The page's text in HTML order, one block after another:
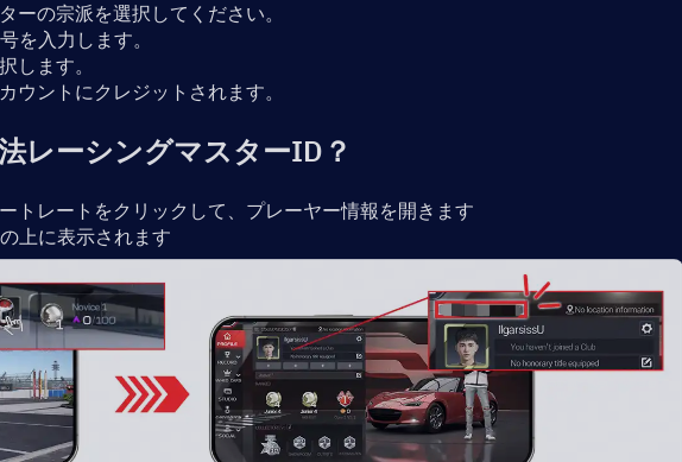
ーの宗派を選択してください。
を入力します。
します。
ウントにクレジットされます。
レーシングマスターID？
トレートをクリックして、プレーヤー情報を開きます
上に表示されます